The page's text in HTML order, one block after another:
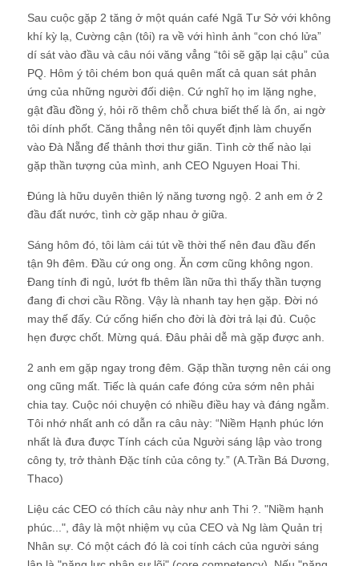
Sau cuộc gặp 2 tăng ở một quán café Ngã Tư Sở với không
khí kỳ lạ, Cường cận (tôi) ra về với hình ảnh “con chó lửa”
dí sát vào đầu và câu nói văng vẳng “tôi sẽ gặp lại cậu” của
PQ. Hôm ý tôi chém bon quá quên mất cả quan sát phản
ứng của những người đối diện. Cứ nghĩ họ im lặng nghe,
gật đầu đồng ý, hỏi rõ thêm chỗ chưa biết thế là ổn, ai ngờ
tôi dính phốt. Căng thẳng nên tôi quyết định làm chuyến
vào Đà Nẵng để thảnh thơi thư giãn. Tình cờ thế nào lại
gặp thần tượng của mình, anh CEO Nguyen Hoai Thi.
Đúng là hữu duyên thiên lý năng tương ngộ. 2 anh em ở 2
đầu đất nước, tình cờ gặp nhau ở giữa.
Sáng hôm đó, tôi làm cái tút về thời thế nên đau đầu đến
tận 9h đêm. Đầu cứ ong ong. Ăn cơm cũng không ngon.
Đang tính đi ngủ, lướt fb thêm lần nữa thì thấy thần tượng
đang đi chơi cầu Rồng. Vậy là nhanh tay hẹn gặp. Đời nó
may thế đấy. Cứ cống hiến cho đời là đời trả lại đủ. Cuộc
hẹn được chốt. Mừng quá. Đâu phải dễ mà gặp được anh.
2 anh em gặp ngay trong đêm. Gặp thần tượng nên cái ong
ong cũng mất. Tiếc là quán cafe đóng cửa sớm nên phải
chia tay. Cuộc nói chuyện có nhiều điều hay và đáng ngẫm.
Tôi nhớ nhất anh có dẫn ra câu này: “Niềm Hạnh phúc lớn
nhất là đưa được Tính cách của Người sáng lập vào trong
công ty, trở thành Đặc tính của công ty.” (A.Trần Bá Dương,
Thaco)
Liệu các CEO có thích câu này như anh Thi ?. "Niềm hạnh
phúc...", đây là một nhiệm vụ của CEO và Ng làm Quản trị
Nhân sự. Có một cách đó là coi tính cách của người sáng